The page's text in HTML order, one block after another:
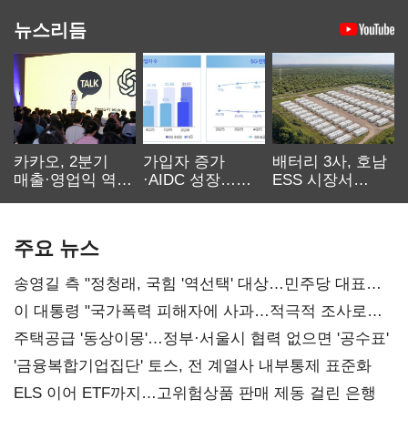
뉴스리듬
카카오, 2분기
매출·영업익 역대
가입자 증가
·AIDC 성장…
배터리 3사, 호남
ESS 시장서
주요 뉴스
송영길 측 "정청래, 국힘 '역선택' 대상…민주당 대표로
총선 지휘 못해"
이 대통령 "국가폭력 피해자에 사과…적극적 조사로
진실 밝혀야"
주택공급 '동상이몽'…정부·서울시 협력 없으면 '공수표'
'금융복합기업집단' 토스, 전 계열사 내부통제 표준화
ELS 이어 ETF까지…고위험상품 판매 제동 걸린 은행